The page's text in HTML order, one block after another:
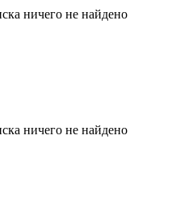
ничего не найдено
ничего не найдено